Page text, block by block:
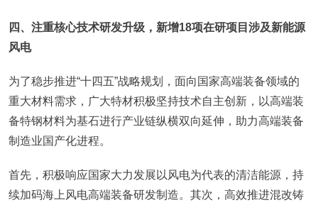
四、注重核心技术研发升级，新增18项在研项目涉及新能源
风电
为了稳步推进“十四五”战略规划，面向国家高端装备领域的
重大材料需求，广大特材积极坚持技术自主创新，以高端装
备特钢材料为基石进行产业链纵横双向延伸，助力高端装备
制造业国产化进程。
首先，积极响应国家大力发展以风电为代表的清洁能源，持
续加码海上风电高端装备研发制造。其次，高效推进混改铸